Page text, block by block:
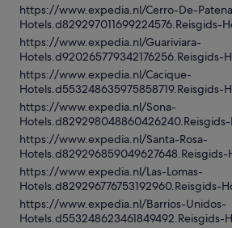
https://www.expedia.nl/Cerro-De-
Hotels.d829297011699224576.Reisgids-
https://www.expedia.nl/Guariviara-
Hotels.d920265779342176256.Reisgids-
https://www.expedia.nl/Cacique-
Hotels.d553248635975858719.Reisgids-
https://www.expedia.nl/Sona-
https://www.expedia.nl/Santa-Rosa-
Hotels.d829296859049627648.Reisgids-
https://www.expedia.nl/Las-Lomas-
Hotels.d829296776753192960.Reisgids-
https://www.expedia.nl/Barrios-Unidos-
Hotels.d553248623461849492.Reisgids-